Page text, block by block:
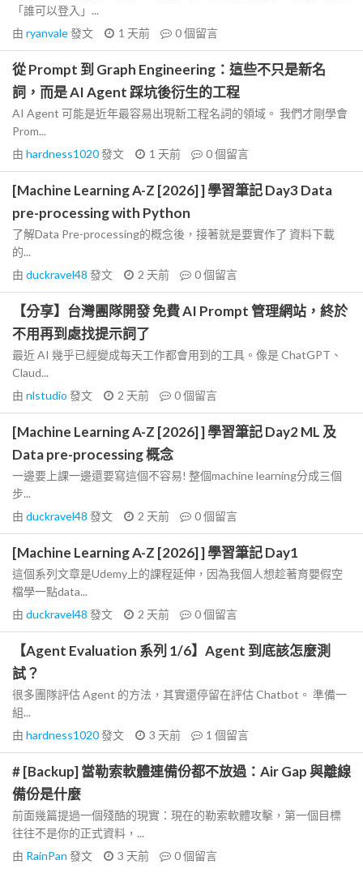
「誰可以登入」...
由 ryanvale發文 1 天前 0個留言
從 Prompt 到 Graph Engineering：這些不只是新名
詞，而是 AI Agent 踩坑後衍生的工程
AI Agent 可能是近年最容易出現新工程名詞的領域。 我們才剛學會
Prom...
由 hardness1020發文 1 天前 0個留言
[Machine Learning A-Z [2026] ] 學習筆記 Day3 Data
pre-processing with Python
了解Data Pre-processing的概念後，接著就是要實作了 資料下載
的...
由 duckravel48 發文 2 天前 0個留言
【分享】台灣團隊開發 免費 AI Prompt 管理網站，終於
不用再到處找提示詞了
最近 AI 幾乎已經變成每天工作都會用到的工具。像是 ChatGPT、
Claud...
由 nlstudio 發文 2 天前 0個留言
[Machine Learning A-Z [2026] ] 學習筆記 Day2 ML 及
Data pre-processing 概念
一邊要上課一邊還要寫這個不容易! 整個machine learning分成三個
步...
由 duckravel48 發文 2 天前 0個留言
[Machine Learning A-Z [2026] ] 學習筆記 Day1
這個系列文章是Udemy上的課程延伸，因為我個人想趁著育嬰假空
檔學一點data...
由 duckravel48 發文 2 天前 0個留言
【Agent Evaluation 系列 1/6】Agent 到底該怎麼測
試？
很多團隊評估 Agent 的方法，其實還停留在評估 Chatbot。 準備一
組...
由 hardness1020發文 3 天前 1 個留言
# [Backup] 當勒索軟體連備份都不放過：Air Gap 與離線
備份是什麼
前面幾篇提過一個殘酷的現實：現在的勒索軟體攻擊，第一個目標
往往不是你的正式資料，...
由 RainPan 發文 3 天前 0個留言